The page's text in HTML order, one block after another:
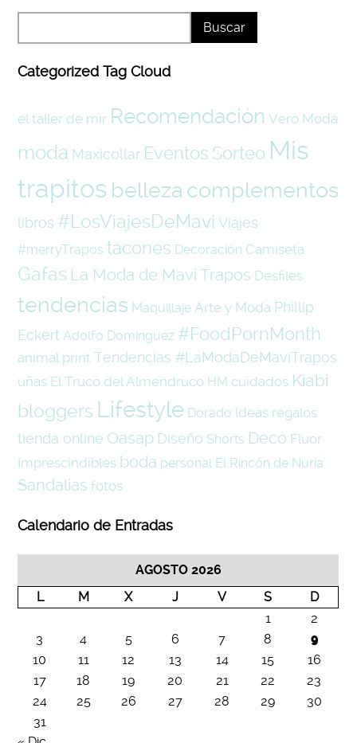
Categorized Tag Cloud
el taller de mir Recomendación Vero Moda
moda Maxicollar Eventos Sorteo Mis
trapitos bellezacomplementos
libros #LosViajesDeMavi Viajes
#merryTrapos tacones Decoración Camiseta
Gafas La Moda de Mavi Trapos Desfiles
tendencias Maquillaje Arte y Moda Phillip
Eckert Adolfo Domínguez #FoodPornMonth
animal print Tendencias #LaModaDeMaviTrapos
uñas El Truco del Almendruco HM cuidados Kiabi
bloggers Lifestyle Dorado Ideas regalos
tienda online Oasap Diseño Shorts Deco Fluor
Imprescindibles boda personal El Rincón de Nuria
Sandalias fotos
Calendario de Entradas
AGOSTO 2026
L
M X J V S
D
1
2
3
4 5 6 7 8
9
10
11 12 13 14 15
16
17
18 19 20 21 22
23
24
25 26 27 28 29
30
31